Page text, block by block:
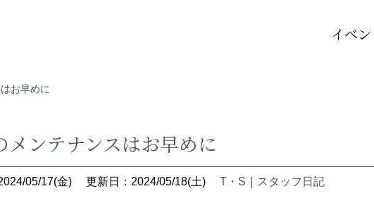
イベ
お早めに
メンテナンスはお早めに
05/17(金) 更新日：2024/05/18(土) T・S スタッフ日記